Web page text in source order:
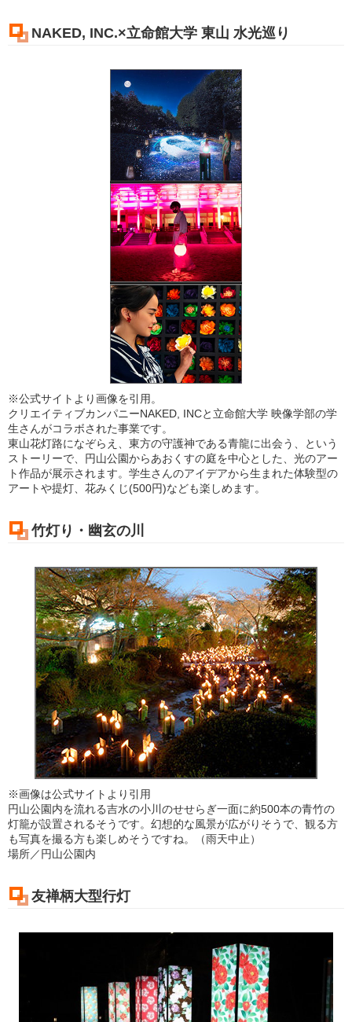
NAKED, INC.×立命館大学 東山 水光巡り
※公式サイトより画像を引用。
クリエイティブカンパニーNAKED, INCと立命館大学 映像学部の学
生さんがコラボされた事業です。
東山花灯路になぞらえ、東方の守護神である青龍に出会う、という
ストーリーで、円山公園からあおくすの庭を中心とした、光のアー
ト作品が展示されます。学生さんのアイデアから生まれた体験型の
アートや提灯、花みくじ(500円)なども楽しめます。
竹灯り・幽玄の川
※画像は公式サイトより引用
円山公園内を流れる吉水の小川のせせらぎ一面に約500本の青竹の
灯籠が設置されるそうです。幻想的な風景が広がりそうで、観る方
も写真を撮る方も楽しめそうですね。（雨天中止）
場所／円山公園内
友禅柄大型行灯